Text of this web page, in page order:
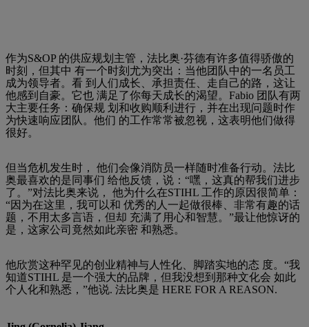
作为S&OP 的供应规划主管，法比奥·芬德有许多值得骄傲的
时刻，但其中 有一个时刻尤为突出：当他团队中的一名员工
成为领导者。看 到人们成长、承担责任、走自己的路，这让
他感到自豪。它也 满足了你每天成长的渴望。Fabio 团队有两
大主要任务：确保规 划和收购顺利进行，并在出现问题时作
为快速响应团队。他们 的工作常常被忽视，这表明他们做得
很好。
但当危机发生时， 他们会像消防员一样随时准备行动。法比
奥最喜欢的是同事们 给他反馈，说：“嘿，这真的帮我们进步
了。”对法比奥来说， 他为什么在STIHL 工作的原因很简单：
“因为在这里，我可以和 优秀的人一起做很棒、非常有趣的话
题，不用太多言语，但却 充满了用心和智慧。”最让他惊讶的
是，这家公司竟然如此亲密 和熟悉。
他欣赏这种罕见的创业精神与人性化、脚踏实地的态 度。“我
知道STIHL 是一个强大的品牌，但我没想到那种文化会 如此
个人化和熟悉，”他说. 法比奥是 HERE FOR A REASON.